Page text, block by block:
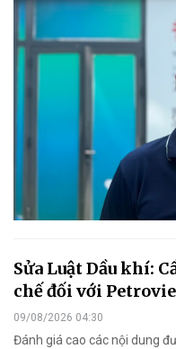
Sửa Luật Dầu khí:
chế đối với
09/08/2026 04:30
Đánh giá cao các nội dung